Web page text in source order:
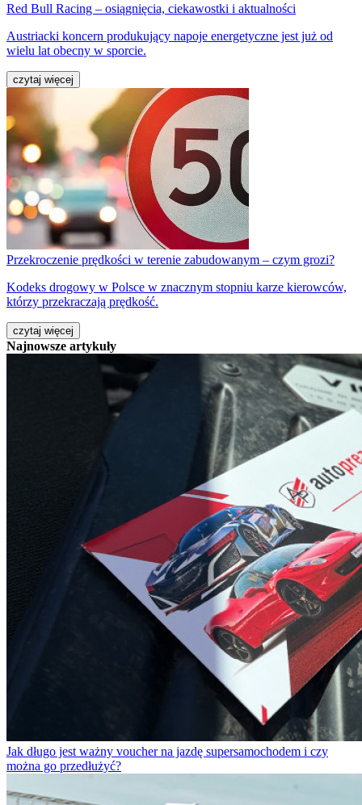
Red Bull Racing – osiągnięcia, ciekawostki i aktualności
Austriacki koncern produkujący napoje energetyczne jest już od
wielu lat obecny w sporcie.
czytaj więcej
Przekroczenie prędkości w terenie zabudowanym – czym grozi?
Kodeks drogowy w Polsce w znacznym stopniu karze kierowców,
którzy przekraczają prędkość.
czytaj więcej
Najnowsze artykuły
Jak długo jest ważny voucher na jazdę supersamochodem i czy
można go przedłużyć?